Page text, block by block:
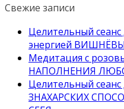
Свежие записи
Целительный
энергией
Медитация с
НАПОЛНЕНИЯ
Целительный
ЗНАХАРСКИХ